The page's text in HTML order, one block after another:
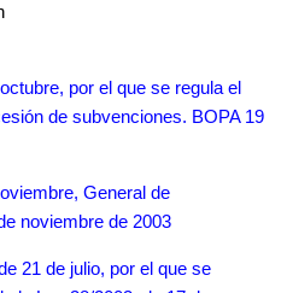
por el que se regula el
de subvenciones. BOPA 19
General de
noviembre de 2003
21 de julio, por el que se